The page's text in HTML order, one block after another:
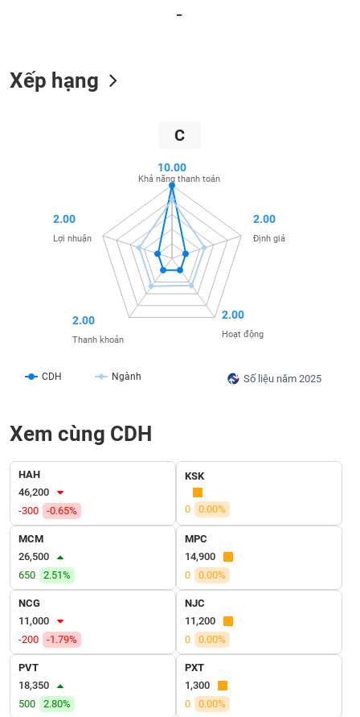
thị
trường
Xếp hạng
C
Số liệu năm 2025
CDH Ngành
10.00
Khả năng thanh toán
2.00
Định giá
2.00
Hoạt động
2.00
Thanh khoản
2.00
Lợi nhuận
Xem cùng CDH
HAH
46,200
-300
-0.65%
KSK
0 0.00%
MCM
26,500
650
2.51%
MPC
14,900
0
0.00%
NCG
11,000
-200
-1.79%
NJC
11,200
0
0.00%
PVT
18,350
500
2.80%
PXT
1,300
0
0.00%
DÙNG
TIÊU
DÙNG
SỨC
TÀI
CHÍNH
CÔNG
NGHỆ
TIN
DỊCH